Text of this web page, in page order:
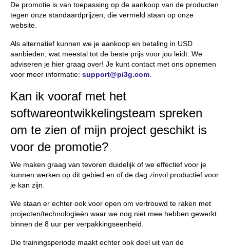
De promotie is van toepassing op de aankoop van de producten
tegen onze standaardprijzen, die vermeld staan op onze
website.
Als alternatief kunnen we je aankoop en betaling in USD
aanbieden, wat meestal tot de beste prijs voor jou leidt. We
adviseren je hier graag over! Je kunt contact met ons opnemen
voor meer informatie: support@pi3g.com.
Kan ik vooraf met het
softwareontwikkelingsteam spreken
om te zien of mijn project geschikt is
voor de promotie?
We maken graag van tevoren duidelijk of we effectief voor je
kunnen werken op dit gebied en of de dag zinvol productief voor
je kan zijn.
We staan er echter ook voor open om vertrouwd te raken met
projecten/technologieën waar we nog niet mee hebben gewerkt
binnen de 8 uur per verpakkingseenheid.
Die trainingsperiode maakt echter ook deel uit van de